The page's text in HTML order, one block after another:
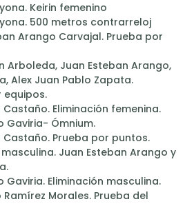
Keirin femenino
500 metros contrarreloj
Arango Carvajal. Prueba por
Arboleda, Juan Esteban Arango,
Alex Juan Pablo Zapata.
equipos.
Castaño. Eliminación femenina.
Gaviria- Ómnium.
Castaño. Prueba por puntos.
Juan Esteban Arango y
Gaviria. Eliminación masculina.
Ramírez Morales. Prueba del